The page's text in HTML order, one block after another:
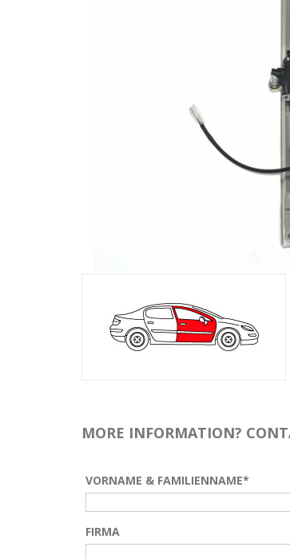
MORE INFORMATION?
VORNAME & FAMILIENNAME*
FIRMA